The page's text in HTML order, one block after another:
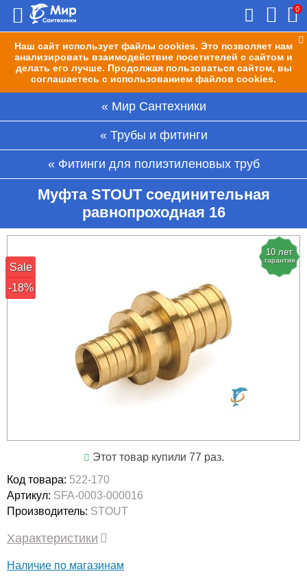
Наш сайт использует файлы cookies. Это позволяет нам
анализировать взаимодействие посетителей с сайтом и
делать его лучше. Продолжая пользоваться сайтом, вы
соглашаетесь с использованием файлов cookies.
0
Мир Сантехники
Трубы и фитинги
Фитинги для полиэтиленовых труб
Муфта STOUT соединительная
равнопроходная 16
-18%
Sale
10 лет
гарантия
Этот товар купили 77 раз.
Код товара: 522-170
Артикул: SFA-0003-000016
Производитель: STOUT
Характеристики
Наличие по магазинам